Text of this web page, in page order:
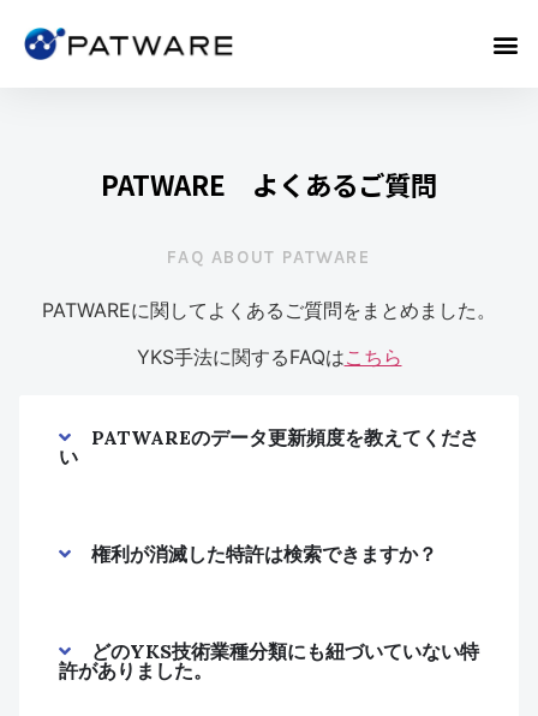
PATWARE よくあるご質問
FAQ ABOUT PATWARE
PATWAREに関してよくあるご質問をまとめました。
YKS手法に関するFAQはこちら
PATWAREのデータ更新頻度を教えてくださ
い
権利が消滅した特許は検索できますか？
どのYKS技術業種分類にも紐づいていない特
許がありました。